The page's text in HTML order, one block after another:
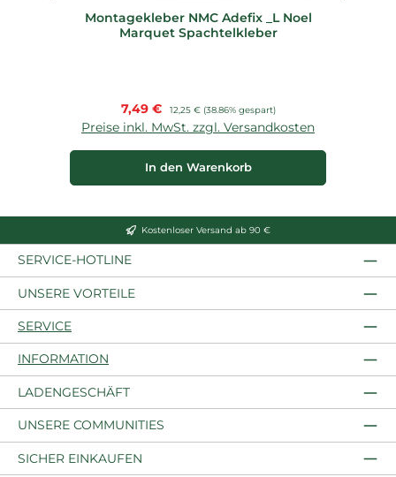
Montagekleber NMC Adefix _L Noel
Marquet Spachtelkleber
Verkaufspreis:
7,49 € Regulärer Preis:
12,25 € (38.86% gespart)
Preise inkl. MwSt. zzgl. Versandkosten
In den Warenkorb
Kostenloser Versand ab 90 €
SERVICE-HOTLINE
UNSERE VORTEILE
SERVICE
INFORMATION
LADENGESCHÄFT
UNSERE COMMUNITIES
SICHER EINKAUFEN